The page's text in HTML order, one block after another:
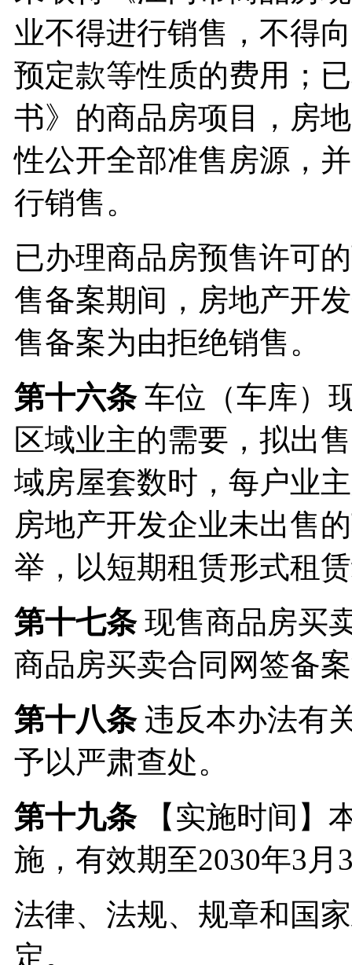
业不得进行销售，不得
预定款等性质的费用；
书》的商品房项目，房
性公开全部准售房源，
行销售。
已办理商品房预售许可
售备案期间，房地产开
售备案为由拒绝销售。
第十六条车位（车库）
区域业主的需要，拟出
域房屋套数时，每户业
房地产开发企业未出售
举，以短期租赁形式租
第十七条现售商品房买
商品房买卖合同网签备
第十八条违反本办法有
予以严肃查处。
第十九条【实施时间】
施，有效期至2030年3月
法律、法规、规章和国
定。